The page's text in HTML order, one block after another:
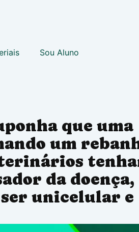
Sou Aluno
que uma
um
da doença,
unicelular e